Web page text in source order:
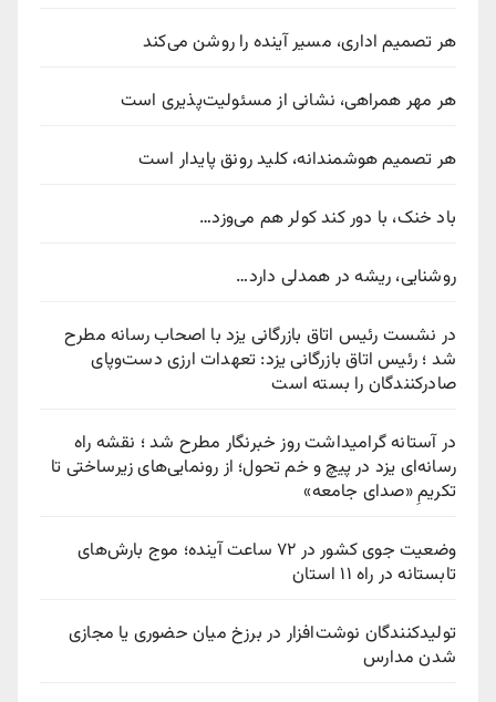
هر تصمیم اداری، مسیر آینده را روشن می‌کند
هر مهر همراهی، نشانی از مسئولیت‌پذیری است
هر تصمیم هوشمندانه، کلید رونق پایدار است
باد خنک، با دور کند کولر هم می‌وزد…
روشنایی، ریشه در همدلی دارد…
در نشست رئیس اتاق بازرگانی یزد با اصحاب رسانه مطرح
شد ؛ رئیس اتاق بازرگانی یزد: تعهدات ارزی دست‌وپای
صادرکنندگان را بسته است
در آستانه گرامیداشت روز خبرنگار مطرح شد ؛ نقشه راه
رسانه‌ای یزد در پیچ‌ و خم تحول؛ از رونمایی‌های زیرساختی تا
تکریمِ «صدای جامعه»
وضعیت جوی کشور در ۷۲ ساعت آینده؛ موج بارش‌های
تابستانه در راه ۱۱ استان
تولیدکنندگان نوشت‌افزار در برزخ میان حضوری یا مجازی
شدن مدارس